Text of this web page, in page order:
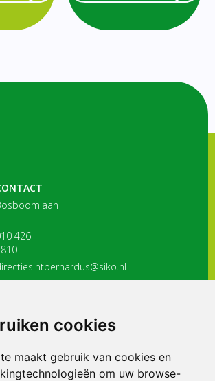
cookies
maakt gebruik van cookies en
om uw browse-
426
JB
ONDERDEEL VAN